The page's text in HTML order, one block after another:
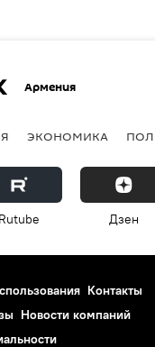
Армения
ЭКОНОМИКА
Rutube Дзен
Контакты
Новости компаний